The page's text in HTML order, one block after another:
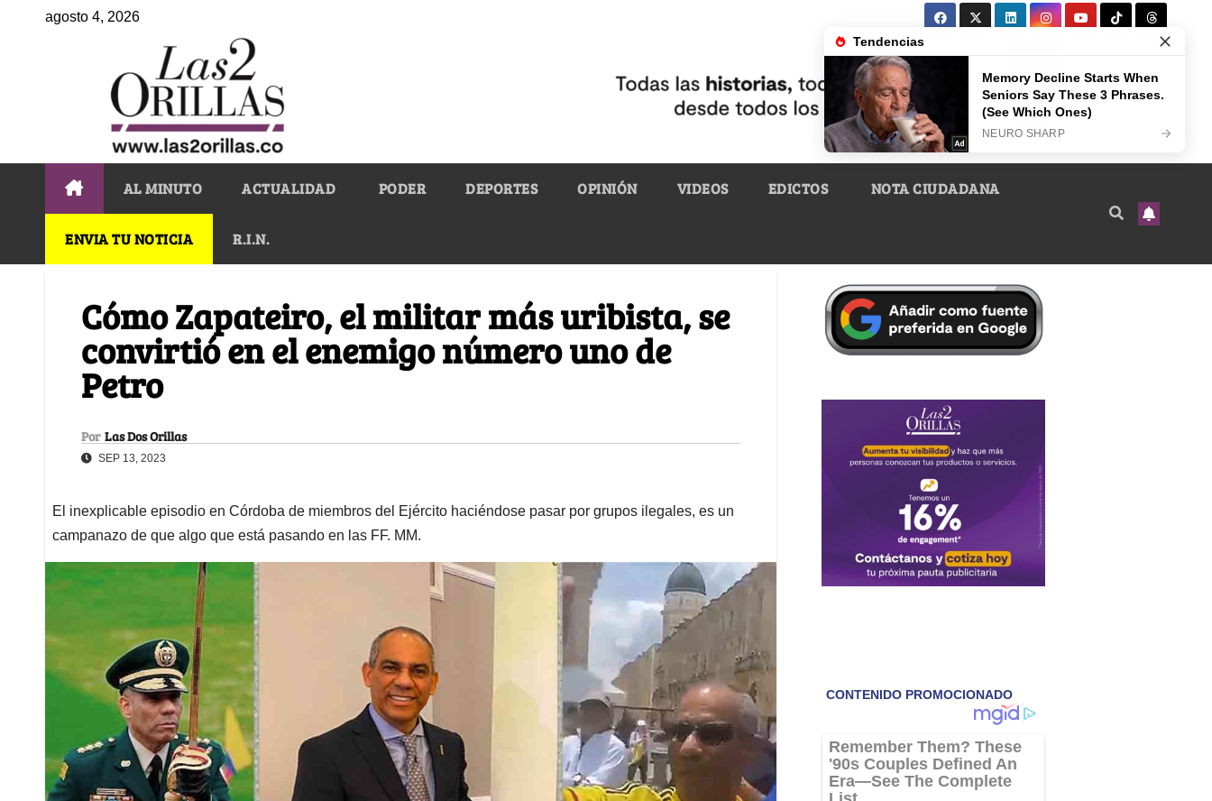
agosto 4, 2026
AL MINUTO ACTUALIDAD PODER DEPORTES OPINIÓN VIDEOS EDICTOS NOTA CIUDADANA
ENVIA TU NOTICIA R.I.N.
Cómo Zapateiro, el militar más uribista, se
convirtió en el enemigo número uno de
Petro
Por Las Dos Orillas
SEP 13, 2023
El inexplicable episodio en Córdoba de miembros del Ejército haciéndose pasar por grupos ilegales, es un
campanazo de que algo que está pasando en las FF. MM.